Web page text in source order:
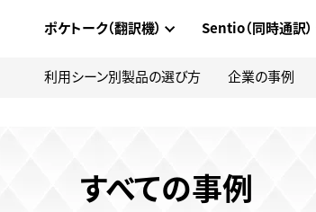
ポケトーク（翻訳機） Sentio（同時通訳）
利用シーン別製品の選び方 企業の事例
すべての事例